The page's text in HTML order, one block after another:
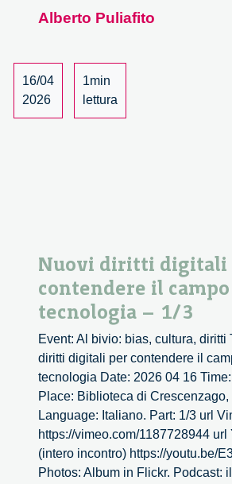
Alberto Puliafito
16/04
2026
1min
lettura
Nuovi diritti digitali
contendere il
tecnologia – 1/3
Event: Al bivio: bias, cultura, diritti
diritti digitali per contendere il
tecnologia Date: 2026 04 16
Place: Biblioteca di Crescenzago,
Language: Italiano. Part: 1/3 url
https://vimeo.com/1187728944 url
(intero incontro) https://youtu.be/
Photos: Album in Flickr. Podcast: